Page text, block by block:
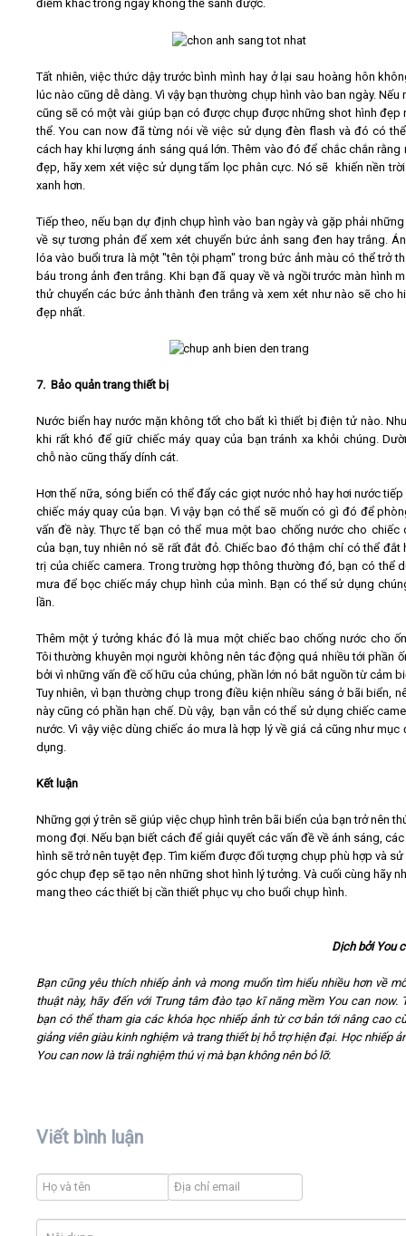
điểm khác trong ngày không thể sánh được.
Tất nhiên, việc thức dậy trước bình mình hay ở lại sau hoàng hôn
lúc nào cũng dễ dàng. Vì vậy bạn thường chụp hình vào ban ngày. Nếu
cũng sẽ có một vài giúp bạn có được chụp được những shot hình đẹp
thể. You can now đã từng nói về việc sử dụng đèn flash và đó có
cách hay khi lượng ánh sáng quá lớn. Thêm vào đó để chắc chắn rằng
đẹp, hãy xem xét việc sử dụng tấm lọc phân cực. Nó sẽ khiến nền
xanh hơn.
Tiếp theo, nếu bạn dự định chụp hình vào ban ngày và gặp phải
về sự tương phản để xem xét chuyển bức ảnh sang đen hay trắng.
lóa vào buổi trưa là một "tên tội phạm" trong bức ảnh màu có thể trở
báu trong ảnh đen trắng. Khi bạn đã quay về và ngồi trước màn hình
thử chuyển các bức ảnh thành đen trắng và xem xét như nào sẽ cho
đẹp nhất.
7. Bảo quản trang thiết bị
Nước biển hay nước mặn không tốt cho bất kì thiết bị điện tử nào.
khi rất khó để giữ chiếc máy quay của bạn tránh xa khỏi chúng.
chỗ nào cũng thấy dính cát.
Hơn thế nữa, sóng biển có thể đẩy các giọt nước nhỏ hay hơi nước tiếp
chiếc máy quay của bạn. Vì vậy bạn có thể sẽ muốn có gì đó để
vấn đề này. Thực tế bạn có thể mua một bao chống nước cho chiếc
của bạn, tuy nhiên nó sẽ rất đắt đỏ. Chiếc bao đó thậm chí có thể đắt
trị của chiếc camera. Trong trường hợp thông thường đó, bạn có thể
mưa để bọc chiếc máy chụp hình của mình. Bạn có thể sử dụng
lần.
Thêm một ý tưởng khác đó là mua một chiếc bao chống nước cho
Tôi thường khuyên mọi người không nên tác động quá nhiều tới phần
bởi vì những vấn đề cố hữu của chúng, phần lớn nó bắt nguồn từ cảm
Tuy nhiên, vì bạn thường chụp trong điều kiện nhiều sáng ở bãi biển,
này cũng có phần hạn chế. Dù vậy, bạn vẫn có thể sử dụng chiếc
nước. Vì vậy việc dùng chiếc áo mưa là hợp lý về giá cả cũng như mục
dụng.
Kết luận
Những gợi ý trên sẽ giúp việc chụp hình trên bãi biển của bạn trở nên
mong đợi. Nếu bạn biết cách để giải quyết các vấn đề về ánh sáng,
hình sẽ trở nên tuyệt đẹp. Tìm kiếm được đối tượng chụp phù hợp và
góc chụp đẹp sẽ tạo nên những shot hình lý tưởng. Và cuối cùng hãy
mang theo các thiết bị cần thiết phục vụ cho buổi chụp hình.
Dịch bởi You
Bạn cũng yêu thích nhiếp ảnh và mong muốn tìm hiểu nhiều hơn về
thuật này, hãy đến với Trung tâm đào tạo kĩ năng mềm You can now.
bạn có thể tham gia các khóa học nhiếp ảnh từ cơ bản tới nâng cao
giảng viên giàu kinh nghiệm và trang thiết bị hỗ trợ hiện đại. Học nhiếp
You can now là trải nghiệm thú vị mà bạn không nên bỏ lỡ.
Viết bình luận